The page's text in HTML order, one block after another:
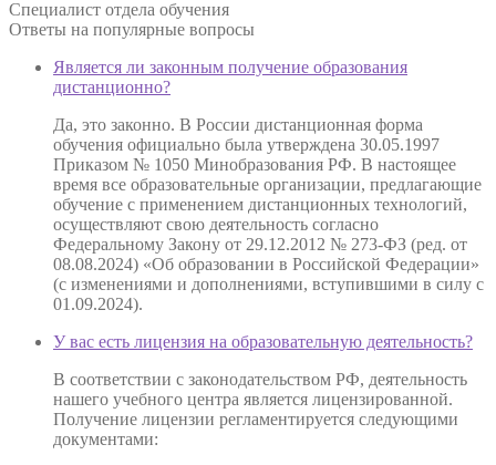
Специалист отдела обучения
Ответы на популярные вопросы
Является ли законным получение образования
дистанционно?
Да, это законно. В России дистанционная форма
обучения официально была утверждена 30.05.1997
Приказом № 1050 Минобразования РФ. В настоящее
время все образовательные организации, предлагающие
обучение с применением дистанционных технологий,
осуществляют свою деятельность согласно
Федеральному Закону от 29.12.2012 № 273-ФЗ (ред. от
08.08.2024) «Об образовании в Российской Федерации»
(с изменениями и дополнениями, вступившими в силу с
01.09.2024).
У вас есть лицензия на образовательную деятельность?
В соответствии с законодательством РФ, деятельность
нашего учебного центра является лицензированной.
Получение лицензии регламентируется следующими
документами: